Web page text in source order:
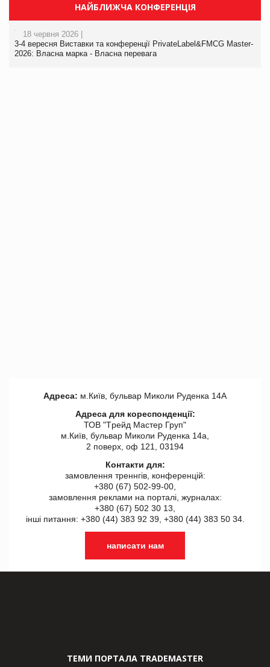
НАЙБЛИЖЧА КОНФЕРЕНЦІЯ
18 червня 2026 |
3-4 вересня Виставки та конференції PrivateLabel&FMCG Master-
2026: Власна марка - Власна перевага
Адреса: м.Київ, бульвар Миколи Руденка 14А
Адреса для кореспонденції:
ТОВ "Tрейд Мастер Груп"
м.Київ, бульвар Миколи Руденка 14а,
2 поверх, оф 121, 03194
Контакти для:
замовлення треннгів, конференцій:
+380 (67) 502-99-00,
замовлення реклами на порталі, журналах:
+380 (67) 502 30 13,
інші питання: +380 (44) 383 92 39, +380 (44) 383 50 34.
написати нам
ТЕМИ ПОРТАЛА TRADEMASTER